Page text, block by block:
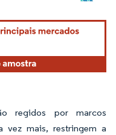
atribuição conforme CC BY 4.0.
regidos por marcos
vez mais, restringem a